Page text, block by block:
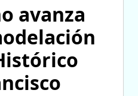
avanza